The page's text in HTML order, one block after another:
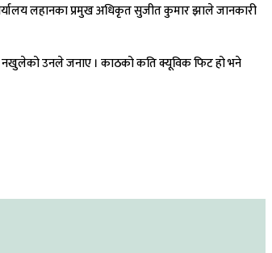
लहानका प्रमुख अधिकृत सुजीत कुमार झाले जानकारी
नखुलेको उनले जनाए । काठको कति क्यूविक फिट हो भने